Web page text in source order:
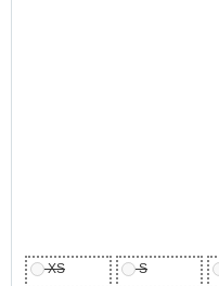
XS S